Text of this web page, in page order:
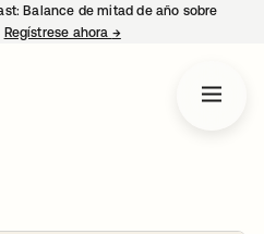
Balance de mitad de año sobre
Regístrese ahora →se abre en una